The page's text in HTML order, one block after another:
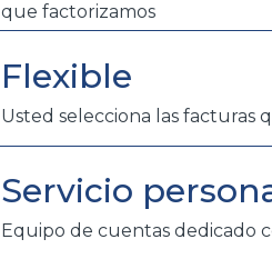
que factorizamos
Flexible
Usted selecciona las facturas
Servicio
Equipo de cuentas dedicado